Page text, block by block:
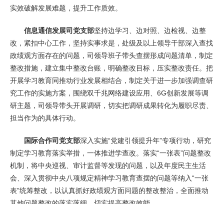
实效破解发展难题，提升工作质效。
信息通信发展司党支部坚持边学习、边对照、边检视、边整
改，紧扣中心工作，坚持实事求是，处级及以上领导干部深入查找
政绩观方面存在的问题，司领导班子带头查摆形成问题清单，制定
整改措施，建立集中整改台账，明确整改目标，压实整改责任。把
开展学习教育同推动行业发展相结合，制定关于进一步加强调查研
究工作的实施方案，围绕双千兆网络建设应用、6G创新发展等调
研主题，司领导带头开展调研，切实把调研成果转化为履职尽责、
担当作为的具体行动。
国际合作司党支部深入实施“党建引领提升年”专项行动，研究
制定学习教育落实举措，一体推进学查改。落实“一张表”问题整改
机制，将中央巡视、审计监督等发现的问题，以及年度民主生活
会、深入贯彻中央八项规定精神学习教育查摆的问题等纳入“一张
表”统筹整改，以认真抓好政绩观方面问题的整改整治，全面推动